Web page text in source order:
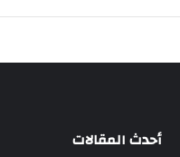
أحدث المقالات